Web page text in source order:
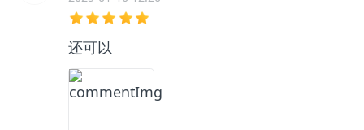
还可以